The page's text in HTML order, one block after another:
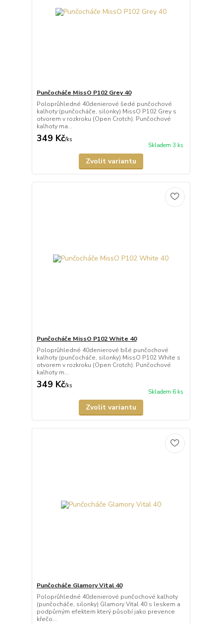
Punčocháče MissO P102 Grey 40
Poloprůhledné 40denierové šedé punčochové
kalhoty (punčocháče, silonky) MissO P102 Grey s
otvorem v rozkroku (Open Crotch). Punčochové
kalhoty ma...
349 Kč/ks
Skladem 3 ks
Zvolit variantu
Punčocháče MissO P102 White 40
Poloprůhledné 40denierové bílé punčochové
kalhoty (punčocháče, silonky) MissO P102 White s
otvorem v rozkroku (Open Crotch). Punčochové
kalhoty m...
349 Kč/ks
Skladem 6 ks
Zvolit variantu
Punčocháče Glamory Vital 40
Poloprůhledné 40denierové punčochové kalhoty
(punčocháče, silonky) Glamory Vital 40 s leskem a
podpůrným efektem který působí jako prevence
křečo...